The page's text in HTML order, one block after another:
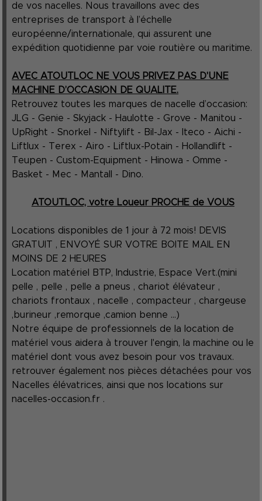
de vos nacelles. Nous travaillons avec des
entreprises de transport à l’échelle
européenne/internationale, qui assurent une
expédition quotidienne par voie routière ou maritime.
AVEC ATOUTLOC NE VOUS PRIVEZ PAS D'UNE
MACHINE D’OCCASION DE QUALITE.
Retrouvez toutes les marques de nacelle d’occasion:
JLG - Genie - Skyjack - Haulotte - Grove - Manitou -
UpRight - Snorkel - Niftylift - Bil-Jax - Iteco - Aichi -
Liftlux - Terex - Airo - Liftlux-Potain - Hollandlift -
Teupen - Custom-Equipment - Hinowa - Omme -
Basket - Mec - Mantall - Dino.
ATOUTLOC, votre Loueur PROCHE de VOUS
Locations disponibles de 1 jour à 72 mois! DEVIS
GRATUIT , ENVOYÉ SUR VOTRE BOITE MAIL EN
MOINS DE 2 HEURES
Location matériel BTP, Industrie, Espace Vert.(mini
pelle , pelle , pelle a pneus , chariot élévateur ,
chariots frontaux , nacelle , compacteur , chargeuse
,burineur ,remorque ,camion benne ...)
Notre équipe de professionnels de la location de
matériel vous aidera à trouver l'engin, la machine ou le
matériel dont vous avez besoin pour vos travaux.
retrouver également nos pièces détachées pour vos
Nacelles élévatrices, ainsi que nos locations sur
nacelles-occasion.fr .